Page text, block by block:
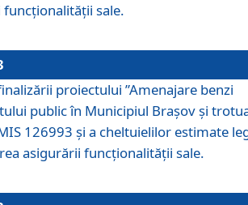
sale.
proiectului ”Amenajare benzi
public în Municipiul Brașov şi
126993 și a cheltuielilor estimate
asigurării funcționalității sale.